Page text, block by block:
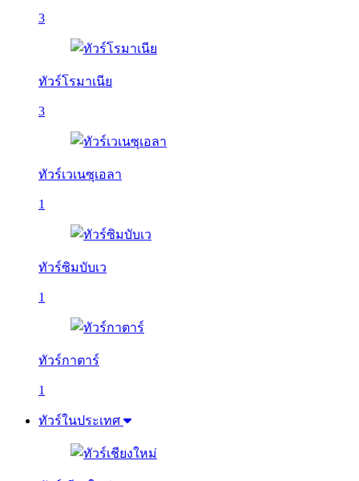
3
ทัวร์โรมาเนีย
3
ทัวร์เวเนซุเอลา
1
ทัวร์ซิมบับเว
1
ทัวร์กาตาร์
1
ทัวร์ในประเทศ